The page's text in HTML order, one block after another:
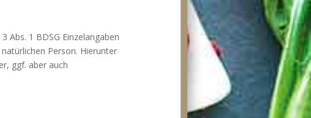
Abs. 1 BDSG Einzelangaben
Person. Hierunter
ggf. aber auch